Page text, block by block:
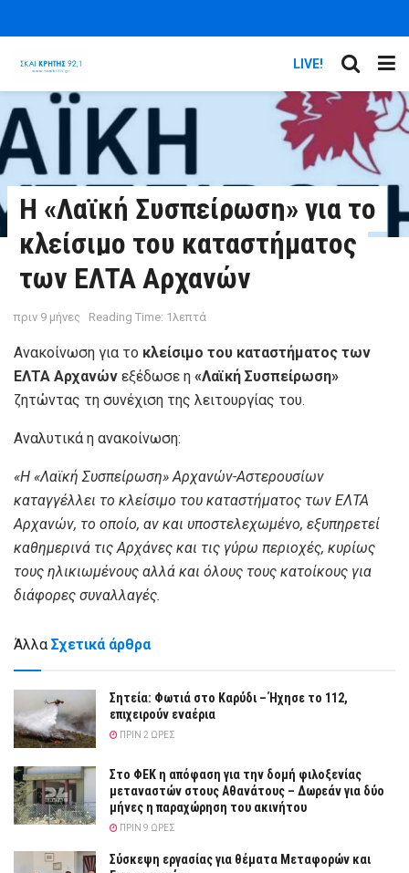
LIVE!
Η «Λαϊκή Συσπείρωση» για το
κλείσιμο του καταστήματος
των ΕΛΤΑ Αρχανών
πριν 9 μήνες Reading Time: 1λεπτά
Ανακοίνωση για το κλείσιμο του καταστήματος των
ΕΛΤΑ Αρχανών εξέδωσε η «Λαϊκή Συσπείρωση»
ζητώντας τη συνέχιση της λειτουργίας του.
Αναλυτικά η ανακοίνωση:
«Η «Λαϊκή Συσπείρωση» Αρχανών-Αστερουσίων
καταγγέλλει το κλείσιμο του καταστήματος των ΕΛΤΑ
Αρχανών, το οποίο, αν και υποστελεχωμένο, εξυπηρετεί
καθημερινά τις Αρχάνες και τις γύρω περιοχές, κυρίως
τους ηλικιωμένους αλλά και όλους τους κατοίκους για
διάφορες συναλλαγές.
Άλλα Σχετικά άρθρα
Σητεία: Φωτιά στο Καρύδι – Ήχησε το 112,
επιχειρούν εναέρια
ΠΡΙΝ 2 ΏΡΕΣ
Στο ΦΕΚ η απόφαση για την δομή φιλοξενίας
μεταναστών στους Αθανάτους – Δωρεάν για δύο
μήνες η παραχώρηση του ακινήτου
ΠΡΙΝ 9 ΏΡΕΣ
Σύσκεψη εργασίας για θέματα Μεταφορών και